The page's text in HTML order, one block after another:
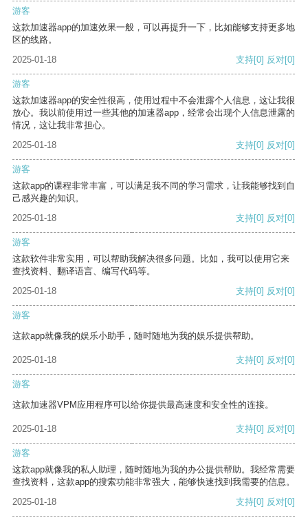
游客
这款加速器app的加速效果一般，可以再提升一下，比如能够支持更多地
区的线路。
2025-01-18
支持[0] 反对[0]
游客
这款加速器app的安全性很高，使用过程中不会泄露个人信息，这让我很
放心。我以前使用过一些其他的加速器app，经常会出现个人信息泄露的
情况，这让我非常担心。
2025-01-18
支持[0] 反对[0]
游客
这款app的课程非常丰富，可以满足我不同的学习需求，让我能够找到自
己感兴趣的知识。
2025-01-18
支持[0] 反对[0]
游客
这款软件非常实用，可以帮助我解决很多问题。比如，我可以使用它来
查找资料、翻译语言、编写代码等。
2025-01-18
支持[0] 反对[0]
游客
这款app就像我的娱乐小助手，随时随地为我的娱乐提供帮助。
2025-01-18 支持[0] 反对[0]
游客
这款加速器VPM应用程序可以给你提供最高速度和安全性的连接。
2025-01-18 支持[0] 反对[0]
游客
这款app就像我的私人助理，随时随地为我的办公提供帮助。我经常需要
查找资料，这款app的搜索功能非常强大，能够快速找到我需要的信息。
2025-01-18
支持[0] 反对[0]